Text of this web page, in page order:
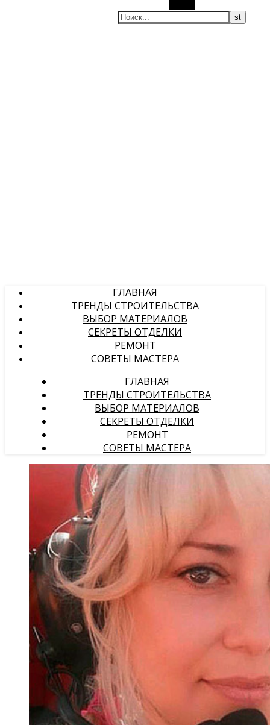
ГЛАВНАЯ
ТРЕНДЫ СТРОИТЕЛЬСТВА
ВЫБОР МАТЕРИАЛОВ
СЕКРЕТЫ ОТДЕЛКИ
РЕМОНТ
СОВЕТЫ МАСТЕРА
ГЛАВНАЯ
ТРЕНДЫ СТРОИТЕЛЬСТВА
ВЫБОР МАТЕРИАЛОВ
СЕКРЕТЫ ОТДЕЛКИ
РЕМОНТ
СОВЕТЫ МАСТЕРА